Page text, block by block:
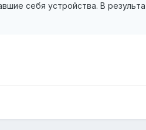
себя устройства. В